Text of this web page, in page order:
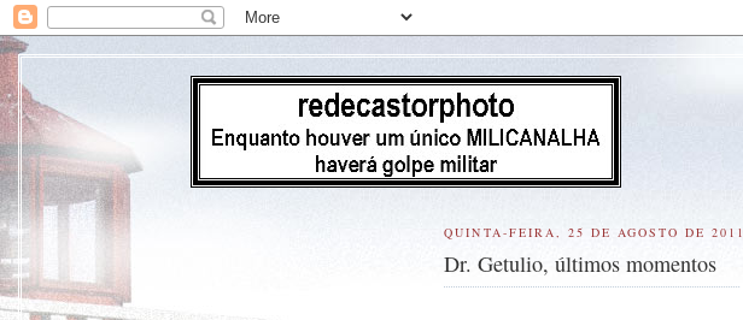
QUINTA-FEIRA, 25 DE AGOSTO DE 2011
Dr. Getulio, últimos momentos